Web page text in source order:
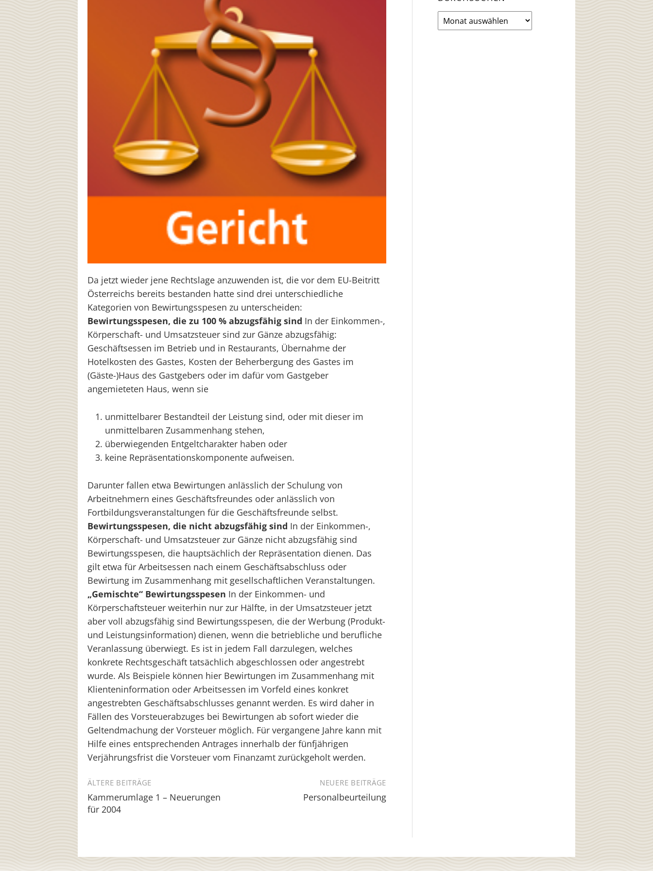
Da jetzt wieder jene Rechtslage anzuwenden ist, die vor dem EU-Beitritt
Österreichs bereits bestanden hatte sind drei unterschiedliche
Kategorien von Bewirtungsspesen zu unterscheiden:
Bewirtungsspesen, die zu 100 % abzugsfähig sind In der Einkommen-,
Körperschaft- und Umsatzsteuer sind zur Gänze abzugsfähig:
Geschäftsessen im Betrieb und in Restaurants, Übernahme der
Hotelkosten des Gastes, Kosten der Beherbergung des Gastes im
(Gäste-)Haus des Gastgebers oder im dafür vom Gastgeber
angemieteten Haus, wenn sie
unmittelbarer Bestandteil der Leistung sind, oder mit dieser im
unmittelbaren Zusammenhang stehen,
überwiegenden Entgeltcharakter haben oder
keine Repräsentationskomponente aufweisen.
Darunter fallen etwa Bewirtungen anlässlich der Schulung von
Arbeitnehmern eines Geschäftsfreundes oder anlässlich von
Fortbildungsveranstaltungen für die Geschäftsfreunde selbst.
Bewirtungsspesen, die nicht abzugsfähig sind In der Einkommen-,
Körperschaft- und Umsatzsteuer zur Gänze nicht abzugsfähig sind
Bewirtungsspesen, die hauptsächlich der Repräsentation dienen. Das
gilt etwa für Arbeitsessen nach einem Geschäftsabschluss oder
Bewirtung im Zusammenhang mit gesellschaftlichen Veranstaltungen.
„Gemischte“ Bewirtungsspesen In der Einkommen- und
Körperschaftsteuer weiterhin nur zur Hälfte, in der Umsatzsteuer jetzt
aber voll abzugsfähig sind Bewirtungsspesen, die der Werbung (Produkt-
und Leistungsinformation) dienen, wenn die betriebliche und berufliche
Veranlassung überwiegt. Es ist in jedem Fall darzulegen, welches
konkrete Rechtsgeschäft tatsächlich abgeschlossen oder angestrebt
wurde. Als Beispiele können hier Bewirtungen im Zusammenhang mit
Klienteninformation oder Arbeitsessen im Vorfeld eines konkret
angestrebten Geschäftsabschlusses genannt werden. Es wird daher in
Fällen des Vorsteuerabzuges bei Bewirtungen ab sofort wieder die
Geltendmachung der Vorsteuer möglich. Für vergangene Jahre kann mit
Hilfe eines entsprechenden Antrages innerhalb der fünfjährigen
Verjährungsfrist die Vorsteuer vom Finanzamt zurückgeholt werden.
Beitragsnavigation
ÄLTERE BEITRÄGE
Kammerumlage 1 – Neuerungen
für 2004
NEUERE BEITRÄGE
Personalbeurteilung
News
Archiv